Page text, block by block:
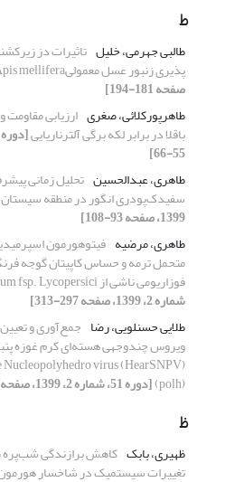
ط
طالبی جهرمی، خلیل تاثیرات دز
پذیری زنبور عسل معمولیApis mellifera
صفحه 181-194]
طاهرپورکلائی، صغری ارزیابی
باقلا در برابر لکه برگی آلترناریایی
55-66]
طاهری، عبدالحسین تحلیل زمانی
سفیدک‌پودری انگور در منطقه
1399، صفحه 93-108]
طاهری، مرضیه فیتوهورمون
متحمل ترمه و حساس کاپیتان گوجه
فوزاریومی ناشی از Fusarium oxysporum fsp. Lycopersici
شماره 2، 1399، صفحه 297-313]
طلایی حسنلویی، رضا جمع‌آوری و
(polh) [دوره 51، شماره 2، 1399، صفحه 195-207]
ظ
ظهیری، بابک کاهش برازندگی شب‌پره
تغییرات سیستمیک در شاخسار